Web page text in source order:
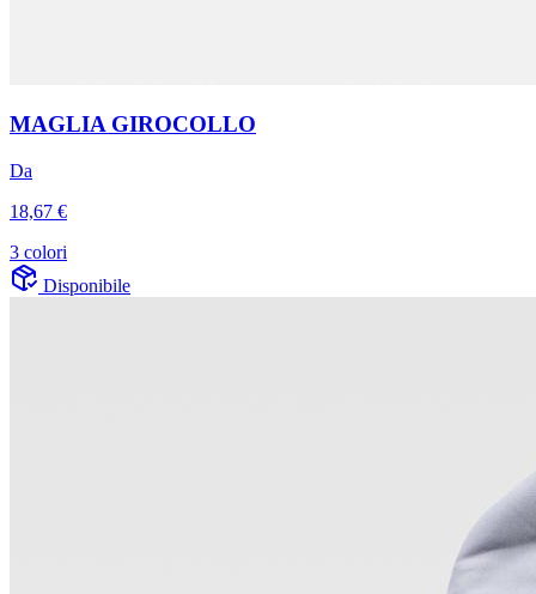
MAGLIA GIROCOLLO
Da
18,67 €
3 colori
Disponibile